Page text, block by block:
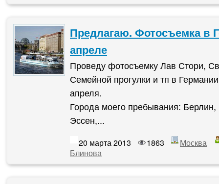
Предлагаю. Фотосъемка в
апреле
Проведу фотосъемку Лав Стори,
Семейной прогулки и тп в
апреля.
Города моего пребывания: Берлин,
Эссен,...
20 марта 2013 1863
Москва
Блинова